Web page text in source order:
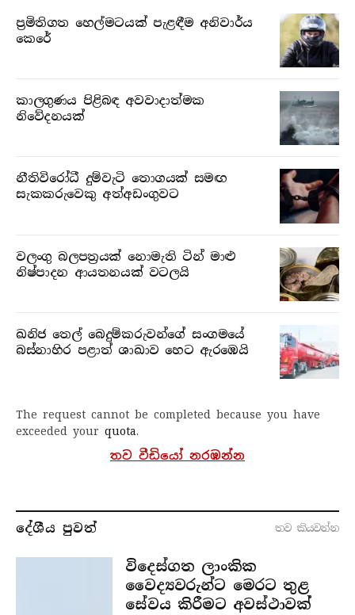
ප්‍රමිතිගත හෙල්මටයක් පැළඳීම අනිවාර්ය
කෙරේ
කාලගුණය පිළිබඳ අවවාදාත්මක
නිවේදනයක්
නීතිවිරෝධී දුම්වැටි තොගයක් සමඟ
සැකකරුවෙකු අත්අඩංගුවට
වලංගු බලපත්‍රයක් නොමැති ටින් මාළු
නිෂ්පාදන ආයතනයක් වටලයි
ඛනිජ තෙල් බෙදුම්කරුවන්ගේ සංගමයේ
බස්නාහිර පළාත් ශාඛාව හෙට ඇරඹෙයි
The request cannot be completed because you have
exceeded your quota.
තව වීඩියෝ නරඹන්න
දේශීය පුව​ත් තව කියවන්​න
විදෙස්ගත ලාංකික
වෛද්‍යවරුන්ට මෙරට තුළ
සේවය කිරීමට අවස්ථාවක්